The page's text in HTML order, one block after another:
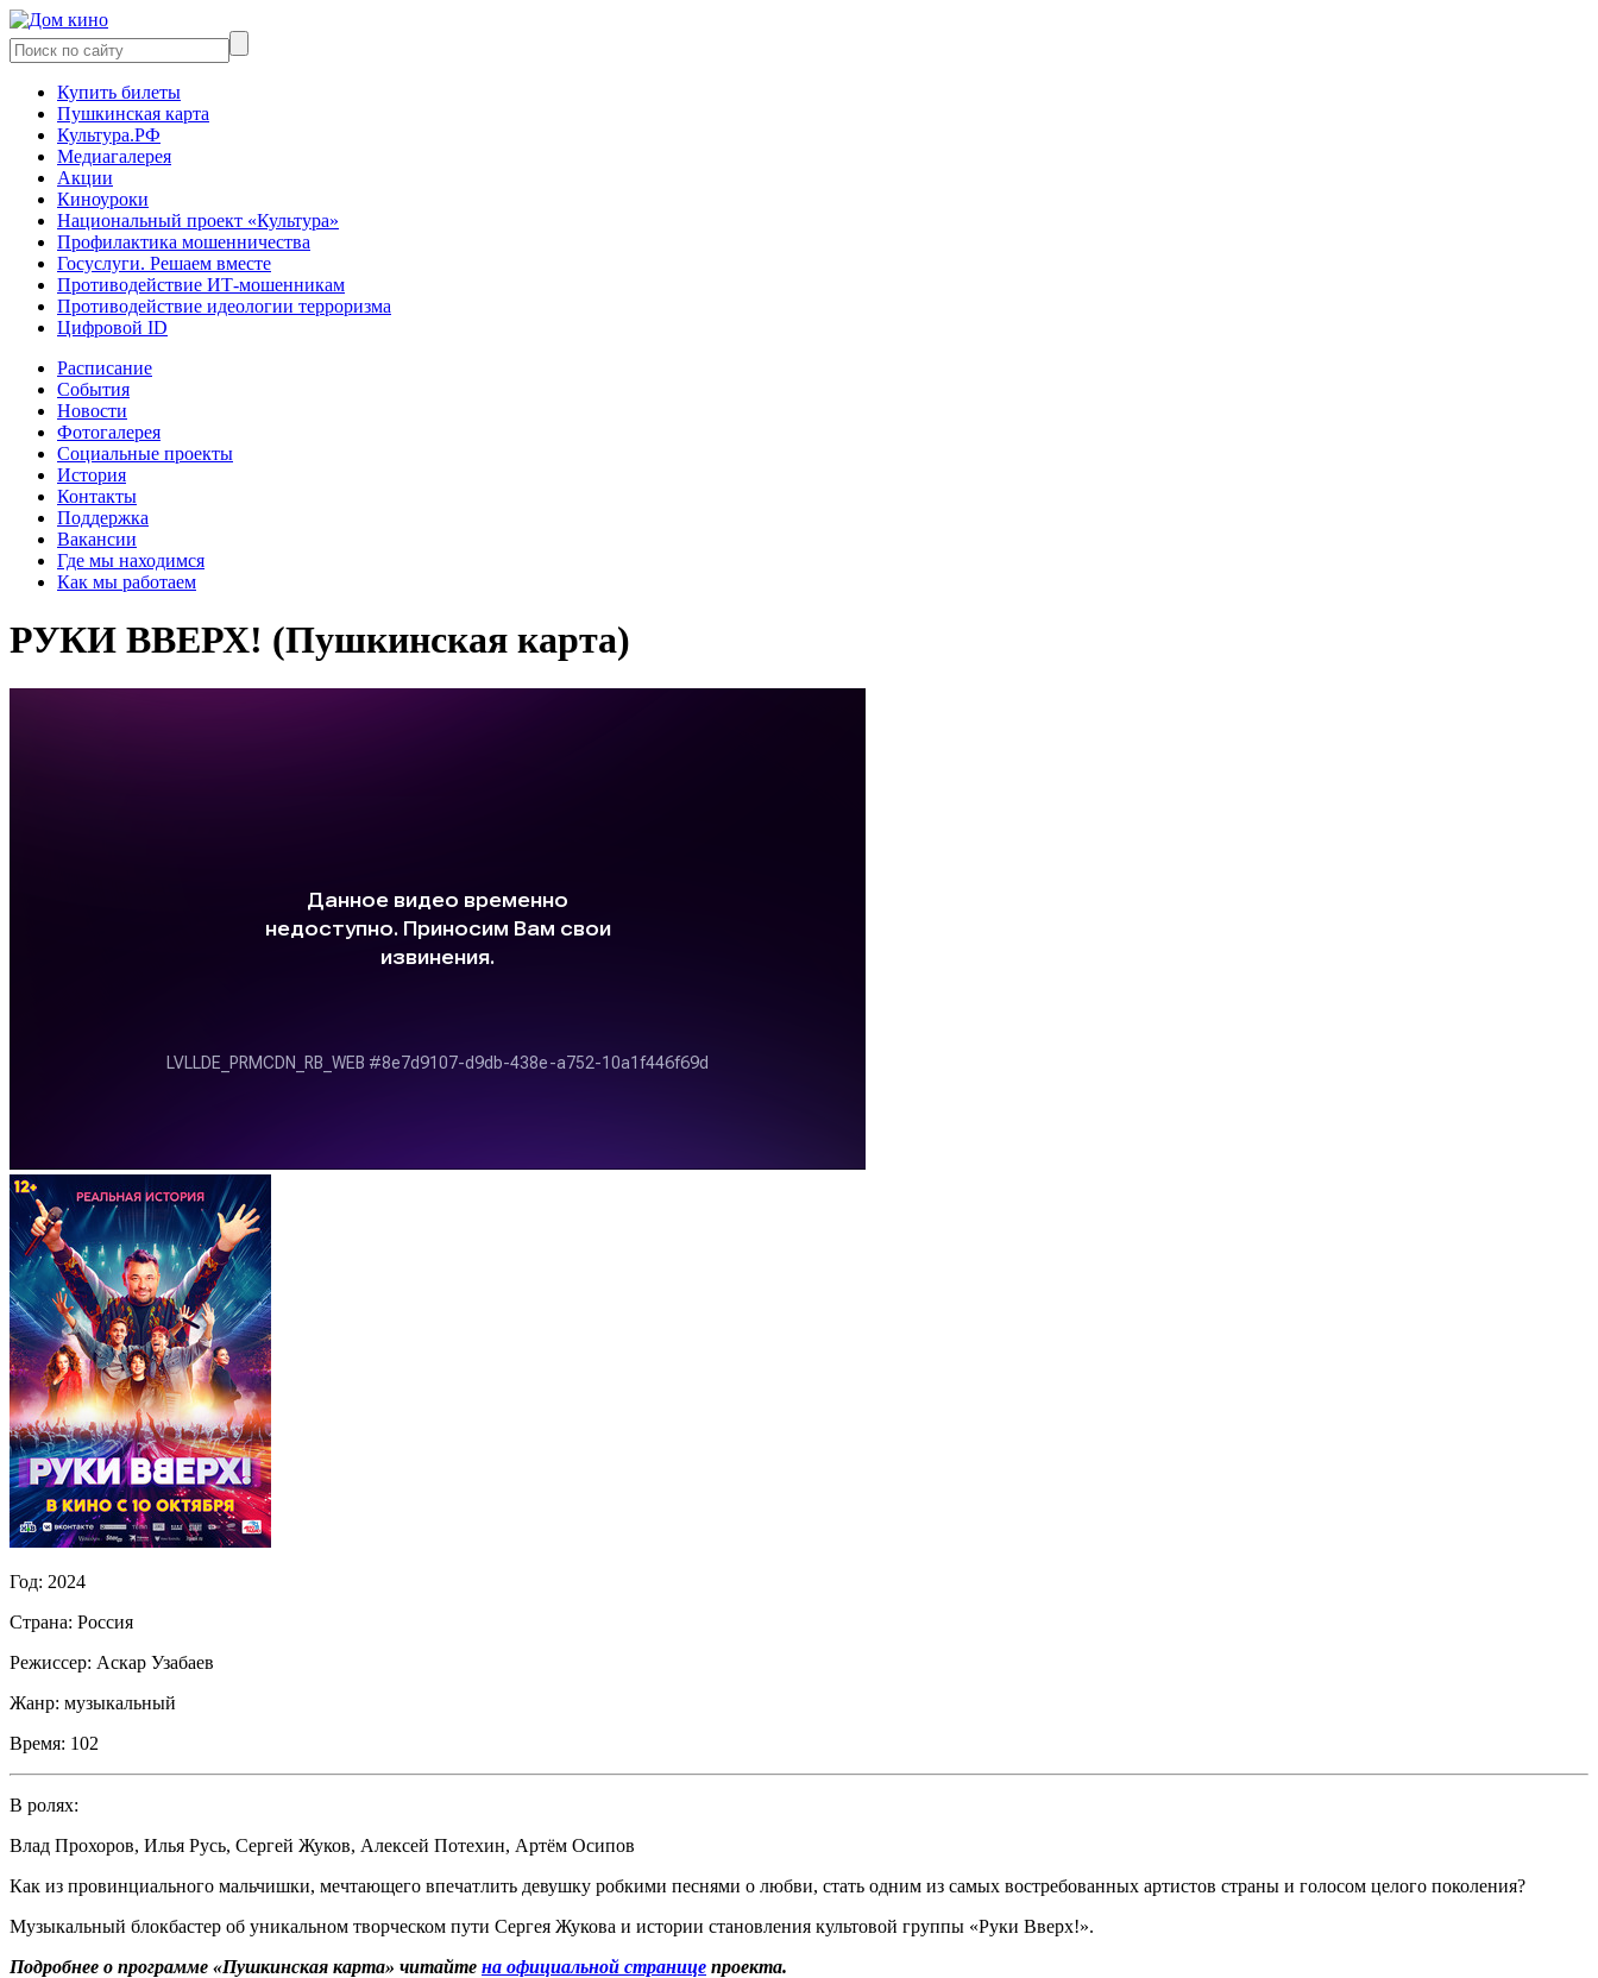
Купить билеты
Пушкинская карта
Культура.РФ
Медиагалерея
Акции
Киноуроки
Национальный проект «Культура»
Профилактика мошенничества
Госуслуги. Решаем вместе
Противодействие ИТ-мошенникам
Противодействие идеологии терроризма
Цифровой ID
Расписание
События
Новости
Фотогалерея
Социальные проекты
История
Контакты
Поддержка
Вакансии
Где мы находимся
Как мы работаем
РУКИ ВВЕРХ! (Пушкинская карта)
Год: 2024
Страна: Россия
Режиссер: Аскар Узабаев
Жанр: музыкальный
Время: 102
В ролях:
Влад Прохоров, Илья Русь, Сергей Жуков, Алексей Потехин, Артём Осипов
Как из провинциального мальчишки, мечтающего впечатлить девушку робкими песнями о любви, стать одним из самых востребованных артистов страны и голосом целого поколения?
Музыкальный блокбастер об уникальном творческом пути Сергея Жукова и истории становления культовой группы «Руки Вверх!».
Подробнее о программе «Пушкинская карта» читайте на официальной странице проекта.